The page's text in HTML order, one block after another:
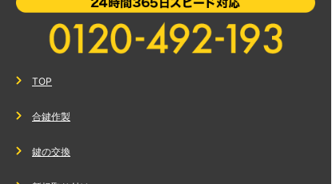
TOP
合鍵作製
鍵の交換